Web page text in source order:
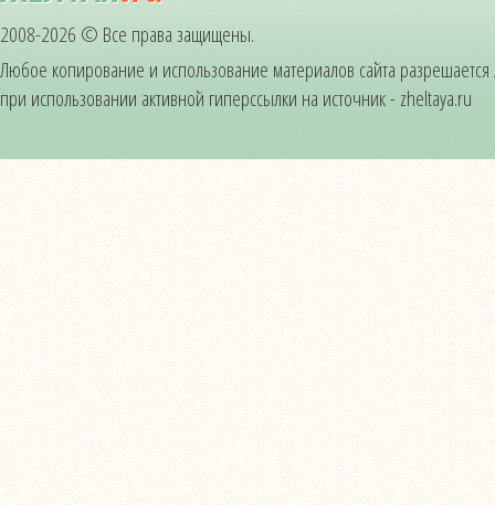
2008-2026 © Все права защищены.
Любое копирование и использование материалов сайта
при использовании активной гиперссылки на источник - zheltaya.ru